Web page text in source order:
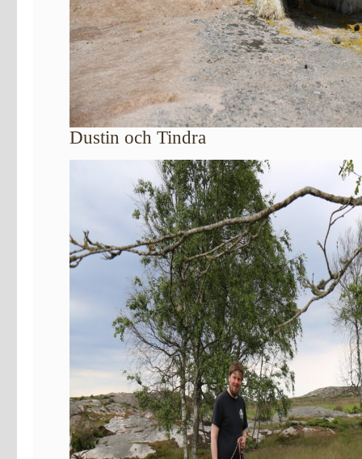
Dustin och Tindra